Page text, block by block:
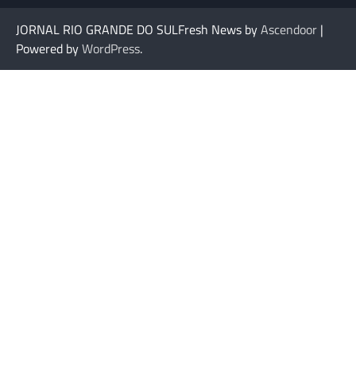
JORNAL RIO GRANDE DO SULFresh News byAscendoor |
Powered byWordPress.